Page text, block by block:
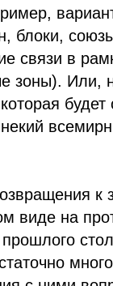
блоки,
связи в
зоны). Или,
будет
к
виде на